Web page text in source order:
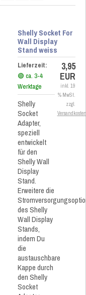
Shelly Socket For
Wall Display
Stand weiss
Lieferzeit:
🟢 ca. 3-4
Werktage
Shelly
Socket
Adapter,
speziell
entwickelt
für den
Shelly Wall
Display
Stand.
Erweitere die
des Shelly
Wall Display
Stands,
indem Du
die
austauschbare
Kappe durch
den Shelly
Socket
3,95
EUR
inkl. 19
% MwSt.
zzgl.
Versandkosten